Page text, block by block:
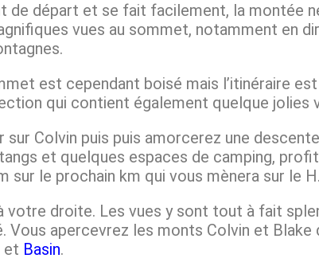
de départ et se fait facilement, la montée
vues au sommet, notamment en
est cependant boisé mais l’itinéraire
qui contient également quelque jolies
Colvin puis puis amorcerez une
et quelques espaces de camping,
le prochain km qui vous mènera sur le
votre droite. Les vues y sont tout à fait
apercevrez les monts Colvin et Blake
et Basin.